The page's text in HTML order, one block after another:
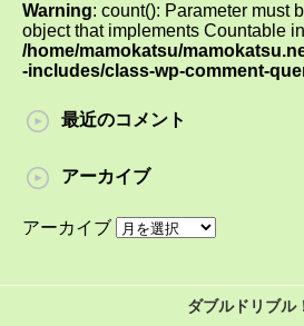
Warning: count(): Parameter must
object that implements Countable in
/home/mamokatsu/
-includes/class-wp-comment-
最近のコメント
アーカイブ
アーカイブ
ダブルドリブル